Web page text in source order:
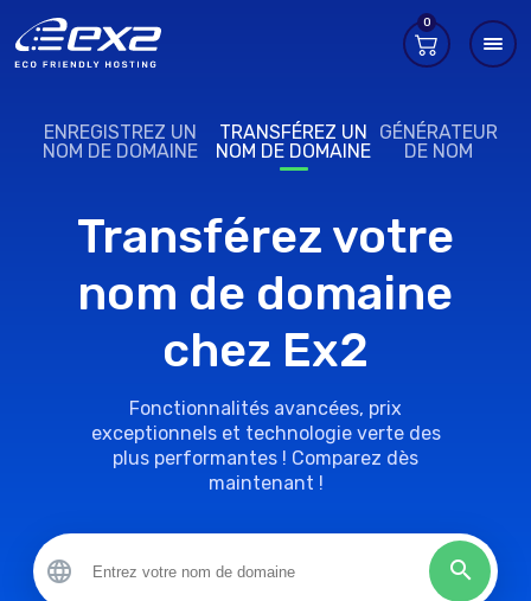
0
ENREGISTREZ UN
NOM DE DOMAINE
TRANSFÉREZ UN
NOM DE DOMAINE
GÉNÉRATEUR
DE NOM
Transférez votre
nom de domaine
chez Ex2
Fonctionnalités avancées, prix
exceptionnels et technologie verte des
plus performantes ! Comparez dès
maintenant !